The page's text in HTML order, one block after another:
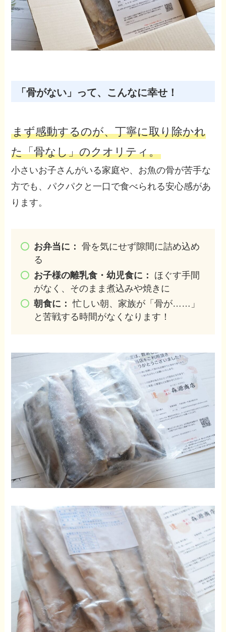
「骨がない」って、こんなに幸せ！
まず感動するのが、丁寧に取り除かれ
た「骨なし」のクオリティ。
小さいお子さんがいる家庭や、お魚の骨が苦手な
方でも、パクパクと一口で食べられる安心感があ
ります。
お弁当に： 骨を気にせず隙間に詰め込め
る
お子様の離乳食・幼児食に：
ほぐす手間
がなく、そのまま煮込みや焼きに
朝食に： 忙しい朝、家族が「骨が……」
と苦戦する時間がなくなります！